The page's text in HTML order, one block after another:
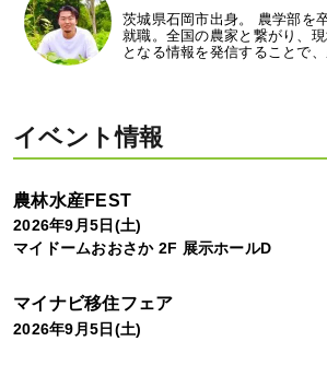
茨城県石岡市出身。 農学部を
就職。全国の農家と繋がり、
となる情報を発信することで
イベント情報
農林水産FEST
2026年9月5日(土)
マイドームおおさか 2F 展示ホールD
マイナビ移住フェア
2026年9月5日(土)